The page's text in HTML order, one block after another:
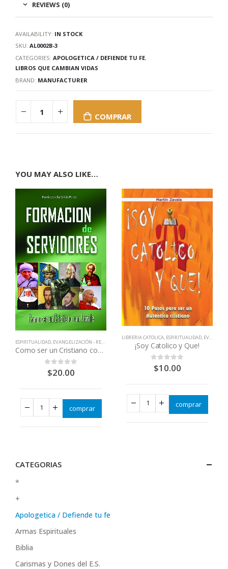
REVIEWS (0)
AVAILABILITY: IN STOCK
SKU: AL0002B-3
CATEGORIES: APOLOGETICA / DEFIENDE TU FE,
LIBROS QUE CAMBIAN VIDAS
BRAND: MANUFACTURER
COMPRAR
YOU MAY ALSO LIKE…
ESPIRITUALIDAD, EVANGELIZACIÓN - RENOVACIÓN LIBROS QUE CAMBIAN VIDAS
Como ser un Cristiano con Coraje – Formacion de servidores
out of 5
$20.00
comprar
LIBRERIA CATOLICA, ESPIRITUALIDAD, EVANGELIZACIÓN - RENOVACIÓN
¡Soy Catolico y Que!
out of 5
$10.00
comprar
CATEGORIAS
*
+
Apologetica / Defiende tu fe
Armas Espirituales
Biblia
Carismas y Dones del E.S.